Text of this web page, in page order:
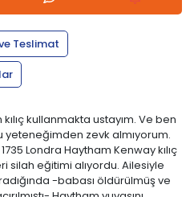
Teslimat
kılıç kullanmakta ustayım. Ve ben
zevk almıyorum.
Londra Haytham Kenway kılıç
eğitimi alıyordu. Ailesiyle
-babası öldürülmüş ve